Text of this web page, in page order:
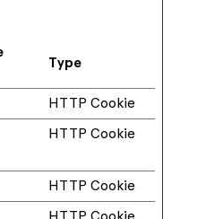
Type
HTTP Cookie
HTTP Cookie
HTTP Cookie